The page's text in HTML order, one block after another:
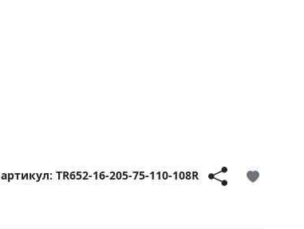
артикул: TR652-16-205-75-110-108R